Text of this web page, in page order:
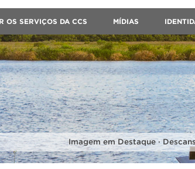
OS SERVIÇOS DA CCS MÍDIAS
Imagem em Destaque ·